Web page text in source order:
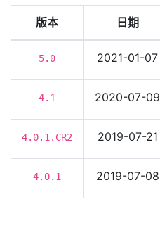
版本 日期
5.0 2021-01-07
4.1 2020-07-09
4.0.1.CR2 2019-07-21
4.0.1 2019-07-08